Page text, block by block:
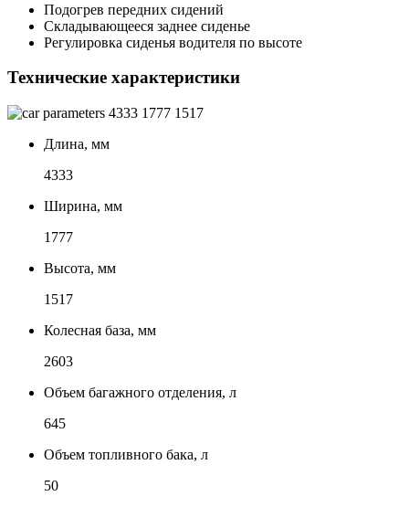
Подогрев передних сидений
Складывающееся заднее сиденье
Регулировка сиденья водителя по высоте
Технические характеристики
4333 1777 1517
Длина, мм
4333
Ширина, мм
1777
Высота, мм
1517
Колесная база, мм
2603
Объем багажного отделения, л
645
Объем топливного бака, л
50